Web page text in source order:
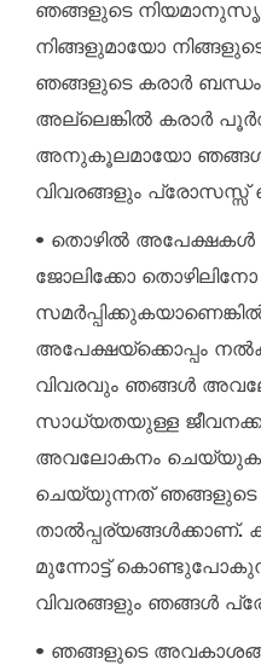
ഞങ്ങളുടെ
നിങ്ങളുമായോ
ഞങ്ങളുടെ കരാർ ബന്ധം
അല്ലെങ്കിൽ കരാർ
അനുകൂലമായോ ഞങ്ങൾ
വിവരങ്ങളും
• തൊഴിൽ അപേക്ഷകൾ
ജോലിക്കോ
അപേക്ഷയ്‌ക്കൊപ്പം
വിവരവും ഞങ്ങൾ
സാധ്യതയുള്ള
അവലോകനം
ചെയ്യുന്നത്
താൽപ്പര്യങ്ങൾക്കാണ്.
മുന്നോട്ട്
വിവരങ്ങളും ഞങ്ങൾ
• ഞങ്ങളുടെ